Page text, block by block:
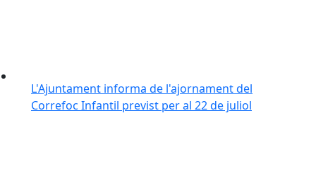
L'Ajuntament informa de l'ajornament del
Correfoc Infantil previst per al 22 de juliol